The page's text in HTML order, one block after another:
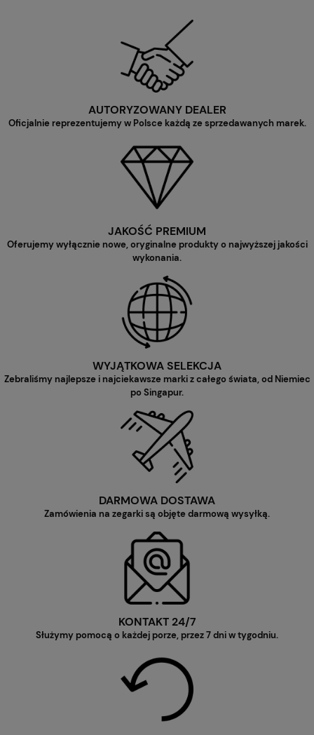
AUTORYZOWANY DEALER
Oficjalnie reprezentujemy w Polsce każdą ze sprzedawanych marek.
JAKOŚĆ PREMIUM
Oferujemy wyłącznie nowe, oryginalne produkty o najwyższej jakości
wykonania.
WYJĄTKOWA SELEKCJA
Zebraliśmy najlepsze i najciekawsze marki z całego świata, od Niemiec
po Singapur.
DARMOWA DOSTAWA
Zamówienia na zegarki są objęte darmową wysyłką.
KONTAKT 24/7
Służymy pomocą o każdej porze, przez 7 dni w tygodniu.